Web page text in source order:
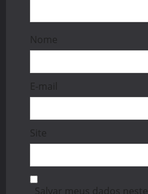
Nome
E-mail
Site
Salvar meus dados neste